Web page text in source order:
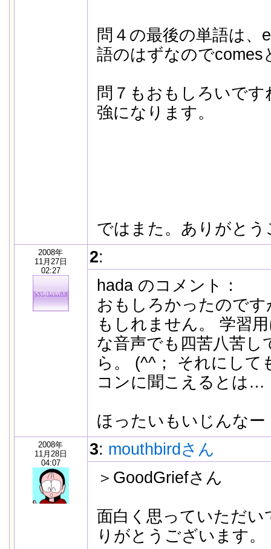
問４の最後の単語は、
語のはずなのでcomes
問７もおもしろいで
強になります。
ではまた。ありがと
2008年
11月27日
02:27
2:
hada のコメント：
おもしろかったので
もしれません。 学習
な音声でも四苦八苦
ら。 (^^； それにして
コンに聞こえるとは…
ほったいもいじんなー
2008年
11月28日
04:07
3: mouthbirdさん
＞GoodGriefさん
面白く思っていただ
りがとうございます。